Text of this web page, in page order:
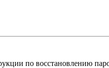
по восстановлению